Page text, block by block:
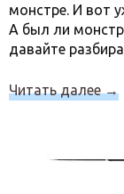
монстре. И вот
А был ли
давайте
Читать далее→